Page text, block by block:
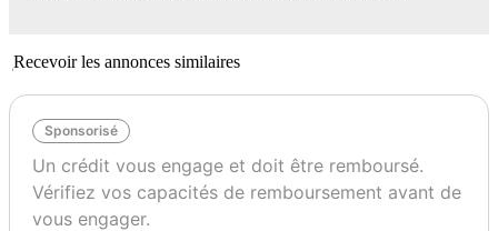
Recevoir les annonces similaires
Sponsorisé
Un crédit vous engage et doit être remboursé.
Vérifiez vos capacités de remboursement avant de
vous engager.